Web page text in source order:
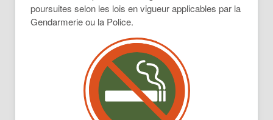
poursuites selon les lois en vigueur applicables par la
Gendarmerie ou la Police.